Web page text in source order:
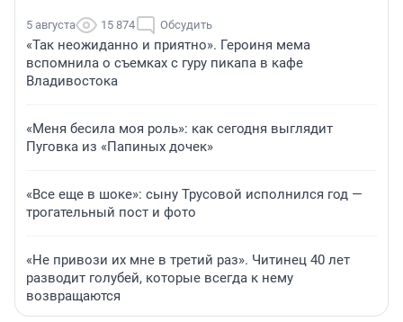
5 августа 15 874 Обсудить
«Так неожиданно и приятно». Героиня мема
вспомнила о съемках с гуру пикапа в кафе
Владивостока
«Меня бесила моя роль»: как сегодня выглядит
Пуговка из «Папиных дочек»
«Все еще в шоке»: сыну Трусовой исполнился год —
трогательный пост и фото
«Не привози их мне в третий раз». Читинец 40 лет
разводит голубей, которые всегда к нему
возвращаются